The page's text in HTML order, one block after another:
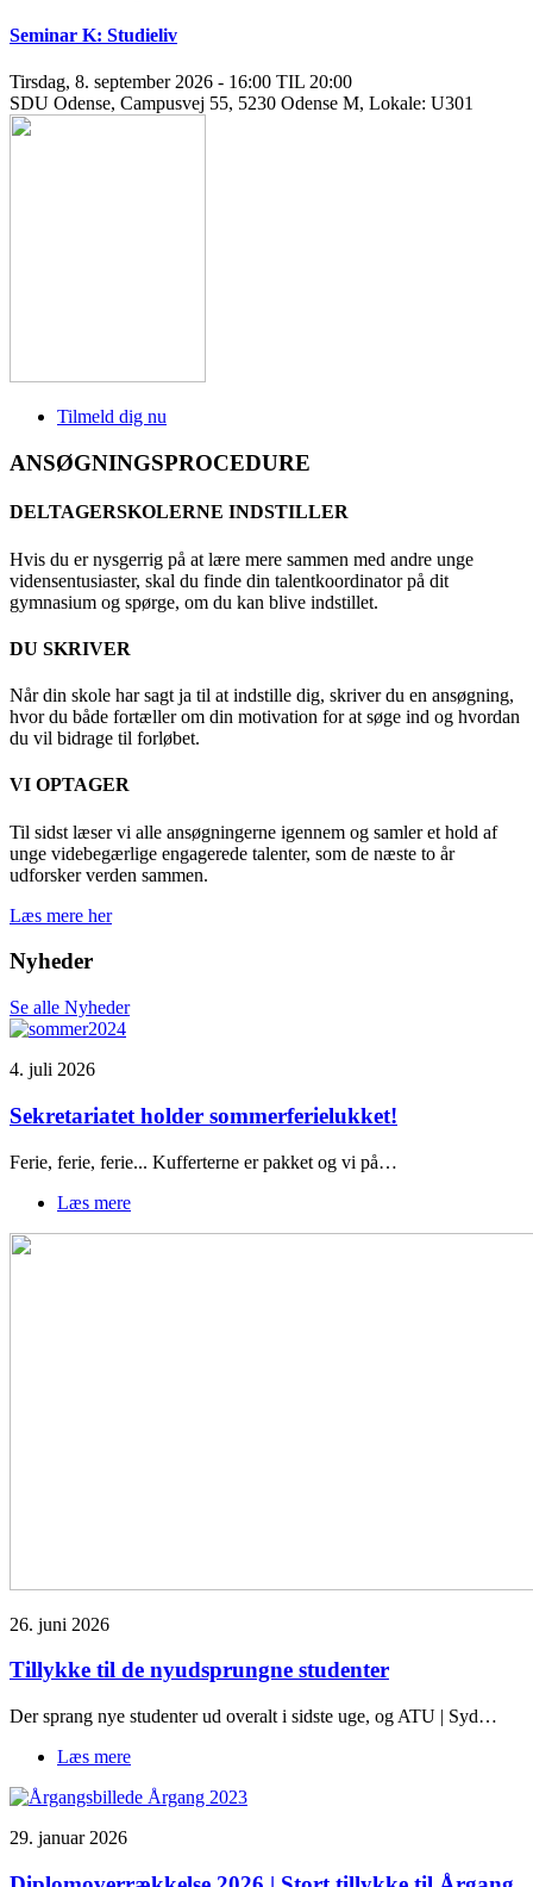
Seminar K: Studieliv
Tirsdag, 8. september 2026 - 16:00 TIL 20:00
SDU Odense, Campusvej 55, 5230 Odense M, Lokale: U301
Tilmeld dig nu
ANSØGNINGSPROCEDURE
DELTAGERSKOLERNE INDSTILLER
Hvis du er nysgerrig på at lære mere sammen med andre unge
vidensentusiaster, skal du finde din talentkoordinator på dit
gymnasium og spørge, om du kan blive indstillet.
DU SKRIVER
Når din skole har sagt ja til at indstille dig, skriver du en ansøgning,
hvor du både fortæller om din motivation for at søge ind og hvordan
du vil bidrage til forløbet.
VI OPTAGER
Til sidst læser vi alle ansøgningerne igennem og samler et hold af
unge videbegærlige engagerede talenter, som de næste to år
udforsker verden sammen.
Læs mere her
Nyheder
Se alle Nyheder
4. juli 2026
Sekretariatet holder sommerferielukket!
Ferie, ferie, ferie... Kufferterne er pakket og vi på…
Læs mere
26. juni 2026
Tillykke til de nyudsprungne studenter
Der sprang nye studenter ud overalt i sidste uge, og ATU | Syd…
Læs mere
til
29. januar 2026